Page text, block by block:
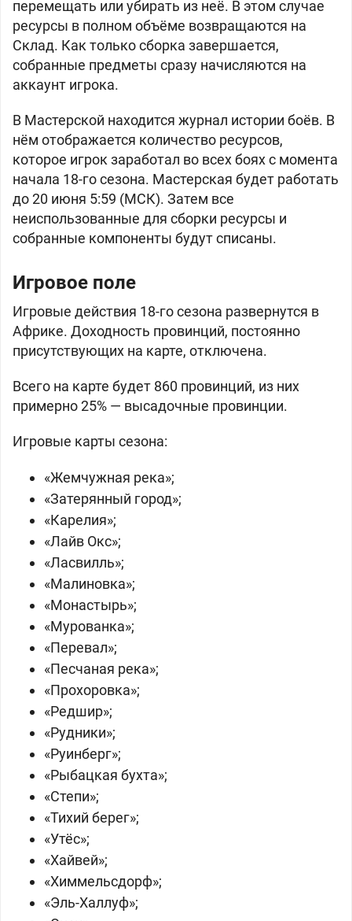
перемещать или убирать из неё. В этом случае
ресурсы в полном объёме возвращаются на
Склад. Как только сборка завершается,
собранные предметы сразу начисляются на
аккаунт игрока.
В Мастерской находится журнал истории боёв. В
нём отображается количество ресурсов,
которое игрок заработал во всех боях с момента
начала 18-го сезона. Мастерская будет работать
до 20 июня 5:59 (МСК). Затем все
неиспользованные для сборки ресурсы и
собранные компоненты будут списаны.
Игровое поле
Игровые действия 18-го сезона развернутся в
Африке. Доходность провинций, постоянно
присутствующих на карте, отключена.
Всего на карте будет 860 провинций, из них
примерно 25% — высадочные провинции.
Игровые карты сезона:
«Жемчужная река»;
«Затерянный город»;
«Карелия»;
«Лайв Окс»;
«Ласвилль»;
«Малиновка»;
«Монастырь»;
«Мурованка»;
«Перевал»;
«Песчаная река»;
«Прохоровка»;
«Редшир»;
«Рудники»;
«Руинберг»;
«Рыбацкая бухта»;
«Степи»;
«Тихий берег»;
«Утёс»;
«Хайвей»;
«Химмельсдорф»;
«Эль-Халлуф»;